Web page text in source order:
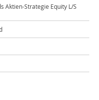
Aktien-Strategie Equity L/S